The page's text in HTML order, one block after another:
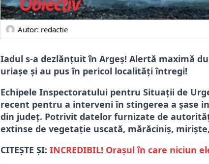
Autor: redactie
Iadul s-a dezlănțuit în Argeș! Alertă maximă
uriașe și au pus în pericol localități întregi!
Echipele Inspectoratului pentru Situații de
recent pentru a interveni în stingerea a șase
din județ. Potrivit datelor furnizate de
extinse de vegetație uscată, mărăciniș,
CITEȘTE ȘI: INCREDIBIL! Orașul în care niciun